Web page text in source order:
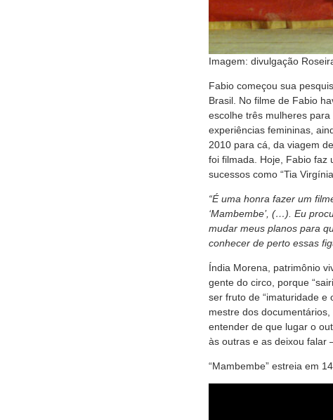
Imagem: divulgação
Fabio começou sua
Brasil. No filme de Fabio
escolhe três mulheres
experiências femininas,
2010 para cá, da viagem
foi filmada. Hoje, Fabio faz
sucessos como “Tia
“É uma honra fazer um
‘Mambembe’, (…). Eu
mudar meus planos para
conhecer de perto essas
Índia Morena, patrimônio
gente do circo, porque
ser fruto de “imaturidade e
mestre dos
entender de que lugar o
às outras e as deixou falar
“Mambembe” estreia em